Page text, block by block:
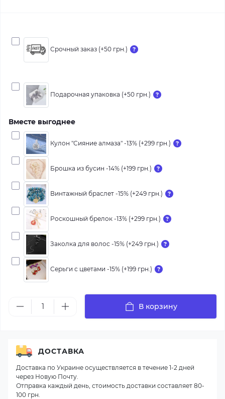
Срочный заказ (+50 грн.)
Подарочная упаковка (+50 грн.)
Вместе выгоднее
Кулон "Сияние алмаза" -13% (+299 грн.)
Брошка из бусин -14% (+199 грн.)
Винтажный браслет -15% (+249 грн.)
Роскошный брелок -13% (+299 грн.)
Заколка для волос -15% (+249 грн.)
Серьги с цветами -15% (+199 грн.)
В корзину
ДОСТАВКА
Доставка по Украине осуществляется в течение 1-2 дней
через Новую Почту.
Отправка каждый день, стоимость доставки составляет 80-
100 грн.